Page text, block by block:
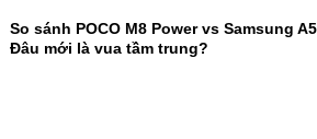
So sánh POCO M8 Power vs Samsung
Đâu mới là vua tầm trung?